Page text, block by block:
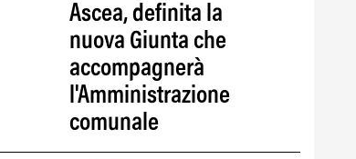
Ascea, definita la
nuova Giunta che
accompagnerà
l'Amministrazione
comunale